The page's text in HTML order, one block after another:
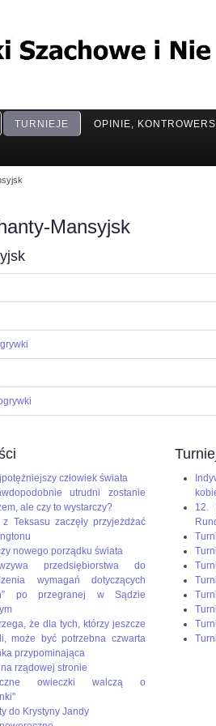
TURNIEJE OPINIE,
Mansyjsk
człowiek świata
utrudni zostanie
ale czy to wystarczy?
Teksasu zaczęły przyjeżdżać
nowego porządku świata
przedsiębiorstwa do
wymagań dotyczących
po przegranej w Sądzie
że dla tych, którzy jeszcze
może być potrzebna czwarta
przypominająca
rządowej stronie
owieczki walczą o
do Krystyny Jandy
12.